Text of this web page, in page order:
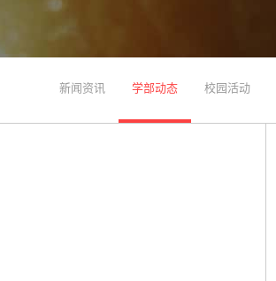
新闻资讯 学部动态 校园活动